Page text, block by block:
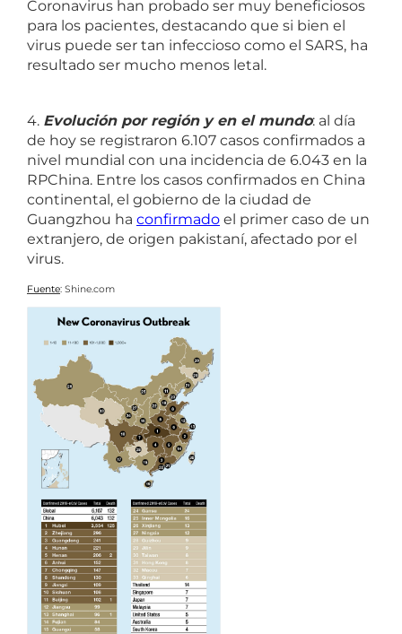
Coronavirus han probado ser muy beneficiosos
para los pacientes, destacando que si bien el
virus puede ser tan infeccioso como el SARS, ha
resultado ser mucho menos letal.
4. Evolución por región y en el mundo: al día
de hoy se registraron 6.107 casos confirmados a
nivel mundial con una incidencia de 6.043 en la
RPChina. Entre los casos confirmados en China
continental, el gobierno de la ciudad de
Guangzhou ha confirmado el primer caso de un
extranjero, de origen pakistaní, afectado por el
virus.
Fuente: Shine.com